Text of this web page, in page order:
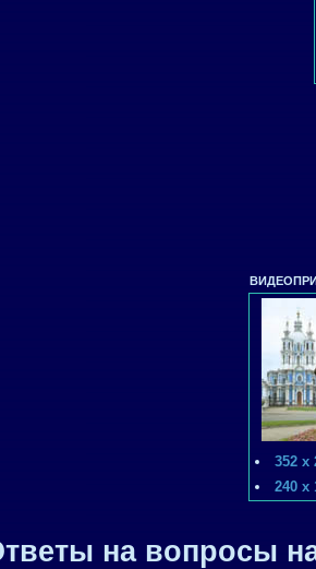
352 x
240 x
на вопросы